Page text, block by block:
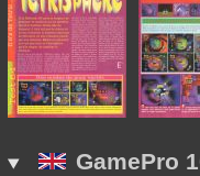
GamePro